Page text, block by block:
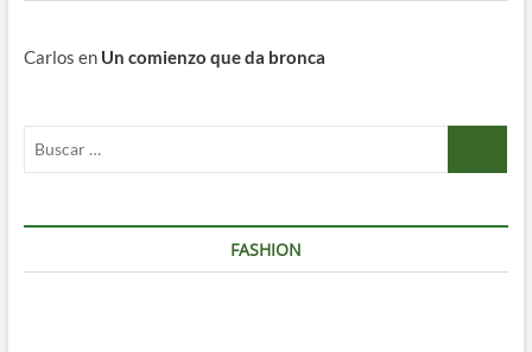
Carlos en Un comienzo que da bronca
FASHION